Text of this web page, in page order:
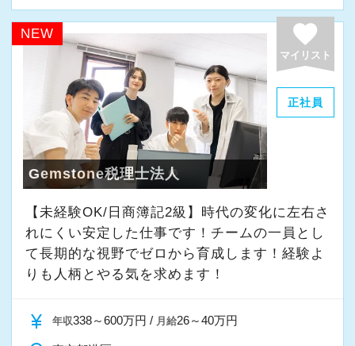
てきました。
会計業界の堅いイメージとは違いとても明る
く、未経験からでも『成長』と『チャレンジ』
できる環境があったので入社を決めました。
入社してから思ったのは“日々勉強”だということ
です。
先日は税務調査に立ち会い、調査のポイントを
一通りの仕事を任せてもらえるようになりまし
たが、もっと勉強して、お客様に幅広いご提案
ができるようになりたいと思っています。
未経験でも、接客経験がある方やお客様とのコ
頼される税務のプロを目指せます】
私達は「税務のプロフェッショナルとしてお客
様に寄り添う」ことが一つの使命です。
お客様から「こうしたい」という理想をいただ
いたら、それを一緒になって実現するために大
きく力を発揮できる存在でありたいと考えてい
ます。ご紹介案件が7割を超えているのも、そう
いった私たちの姿勢がお客様から評価されてい
るからだと自負しています。
今後もお客様に満足していただけるようにスキ
ルの向上を目指し、税務のプロとして高い信頼
お客様から信頼され、心の通ったサービスを提
NEW favorite
マイリスト
正社員
Gemstone税理士法人
【未経験OK/日商簿記2級】時代の変化に左右さ
れにくい安定した仕事です！チームの一員とし
て⻑期的な視野でゼロから育成します！経験よ
りも人柄とやる気を求めます！
currency_yen 年収338～600万円 / 月給26～40万円